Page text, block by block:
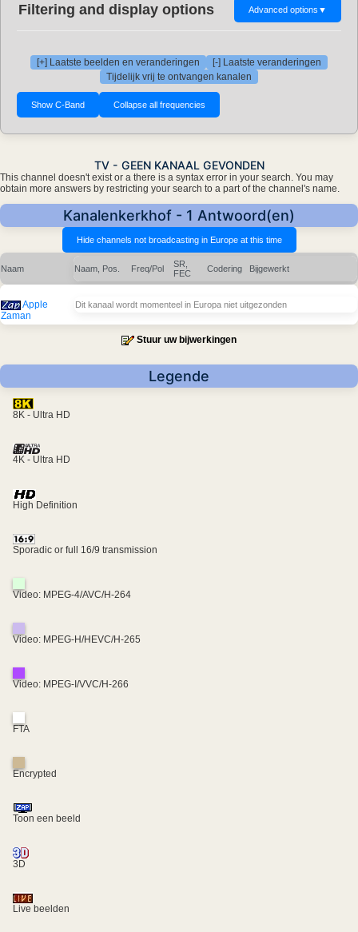
Filtering and display options Advanced options ▼
[+] Laatste beelden en veranderingen
[-] Laatste veranderingen
Tijdelijk vrij te ontvangen kanalen
TV - GEEN KANAAL GEVONDEN
This channel doesn't exist or a there is a syntax error in your search. You may
obtain more answers by restricting your search to a part of the channel's name.
Kanalenkerkhof - 1 Antwoord(en)
Naam Naam, Pos. Freq/Pol
SR,
FEC
Codering Bijgewerkt
Apple
Zaman
Dit kanaal wordt momenteel in Europa niet uitgezonden
Stuur uw bijwerkingen
Legende
8K - Ultra HD
4K - Ultra HD
High Definition
Sporadic or full 16/9 transmission
Video: MPEG-4/AVC/H-264
Video: MPEG-H/HEVC/H-265
Video: MPEG-I/VVC/H-266
FTA
Encrypted
Toon een beeld
3D
Live beelden